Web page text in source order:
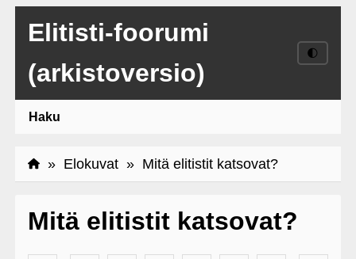
Elitisti-foorumi
(arkistoversio)
🌓
Haku
» Elokuvat» Mitä elitistit katsovat?
Mitä elitistit katsovat?